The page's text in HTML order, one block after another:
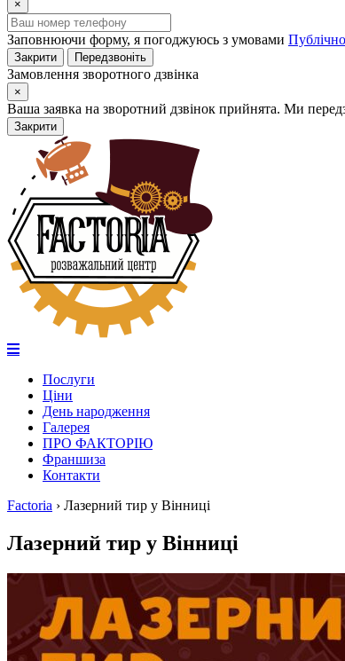
×
Заповнюючи форму, я погоджуюсь з умовами
Закрити Передзвоніть
Замовлення зворотного дзвінка
×
Ваша заявка на зворотний дзвінок прийнята. Ми
Закрити
Послуги
Ціни
День народження
Галерея
ПРО ФАКТОРІЮ
Франшиза
Контакти
Factoria › Лазерний тир у Вінниці
Лазерний тир у Вінниці